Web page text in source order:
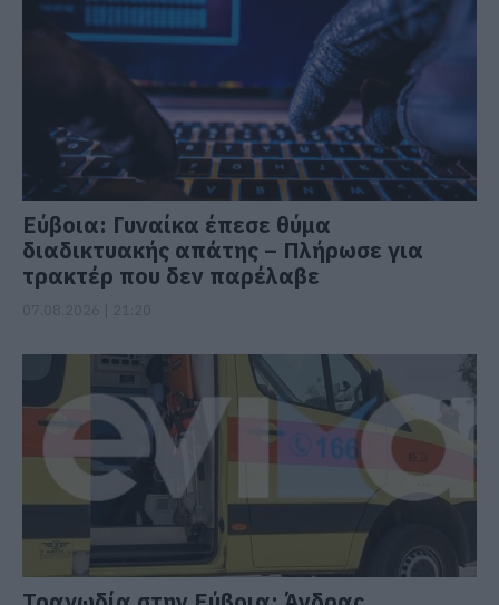
Εύβοια: Γυναίκα έπεσε θύμα
διαδικτυακής απάτης – Πλήρωσε για
τρακτέρ που δεν παρέλαβε